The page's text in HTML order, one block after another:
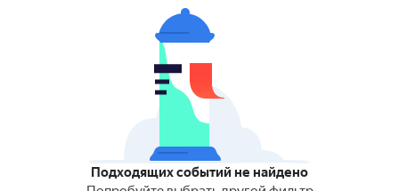
Подходящих событий не найдено